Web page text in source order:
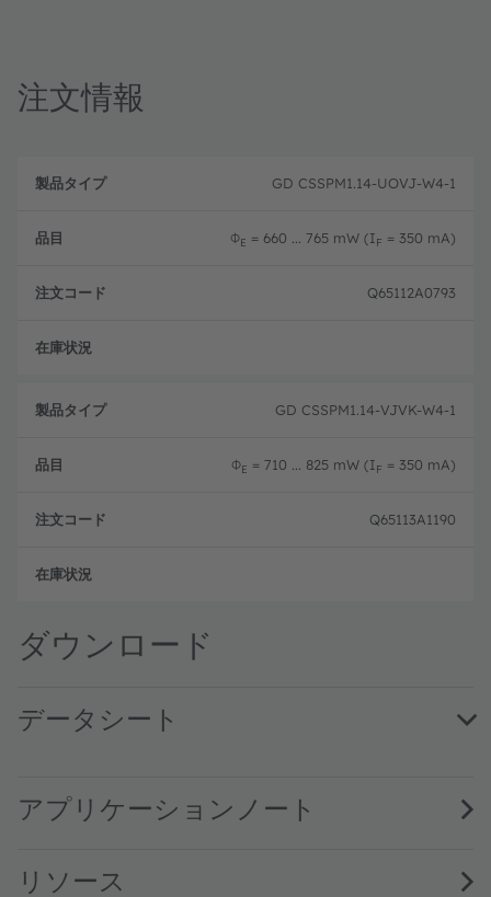
注文情報
品
プ
品
GD CSSPM1.14-UOVJ-W4-1
ΦE = 660 ... 765 mW (IF = 350 mA)
Q65112A0793
GD CSSPM1.14-VJVK-W4-1
ΦE = 710 ... 825 mW (IF = 350 mA)
Q65113A1190
ダウンロード
データシート
アプリケーションノート
リソース